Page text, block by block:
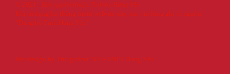
© 2021 - Bản quyền thuộc Tỉnh ủy Hưng Yên
Khi sử dụng lại thông tin từ website này, xin vui lòng ghi rõ nguồn
“Đảng bộ Tỉnh Hưng Yên”
Webdesign by Trung tâm CNTT- VNPT Hưng Yên